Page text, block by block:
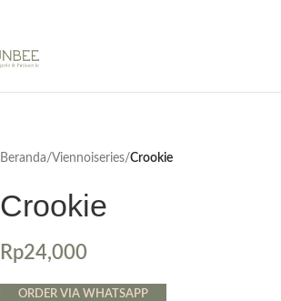
Beranda/Viennoiseries/Crookie
Crookie
Rp24,000
ORDER VIA WHATSAPP